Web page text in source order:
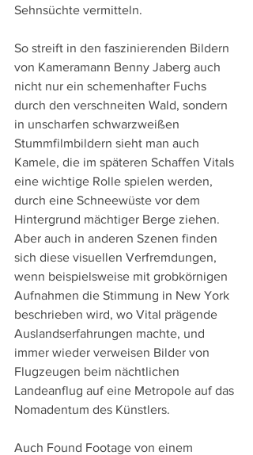
Sehnsüchte vermitteln.
So streift in den faszinierenden Bildern
von Kameramann Benny Jaberg auch
nicht nur ein schemenhafter Fuchs
durch den verschneiten Wald, sondern
in unscharfen schwarzweißen
Stummfilmbildern sieht man auch
Kamele, die im späteren Schaffen Vitals
eine wichtige Rolle spielen werden,
durch eine Schneewüste vor dem
Hintergrund mächtiger Berge ziehen.
Aber auch in anderen Szenen finden
sich diese visuellen Verfremdungen,
wenn beispielsweise mit grobkörnigen
Aufnahmen die Stimmung in New York
beschrieben wird, wo Vital prägende
Auslandserfahrungen machte, und
immer wieder verweisen Bilder von
Flugzeugen beim nächtlichen
Landeanflug auf eine Metropole auf das
Nomadentum des Künstlers.
Auch Found Footage von einem